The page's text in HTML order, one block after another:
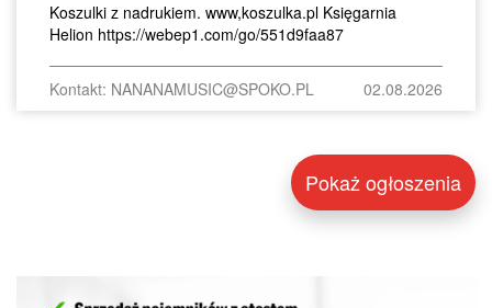
Koszulki z nadrukiem. www,koszulka.pl Księgarnia
Helion https://webep1.com/go/551d9faa87
Kontakt: NANANAMUSIC@SPOKO.PL 02.08.2026
Pokaż ogłoszenia